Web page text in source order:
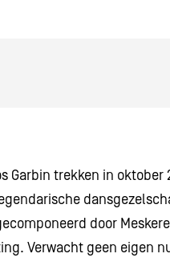
Garbin trekken in
door
Verwacht geen eigen